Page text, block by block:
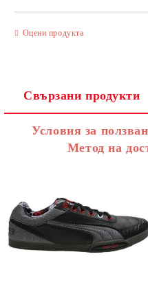
Оцени продукта
Свързани продукти
Условия за
Метод на